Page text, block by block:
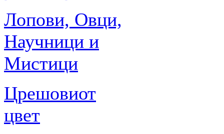
Лопови, Овци,
Научници и
Мистици
Црешовиот
цвет